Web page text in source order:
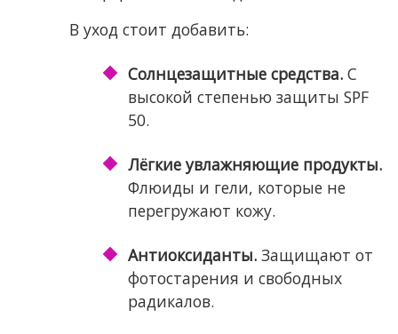
В уход стоит добавить:
Солнцезащитные средства.С
высокой степенью защиты SPF
50.
Лёгкие увлажняющие продукты.
Флюиды и гели, которые не
перегружают кожу.
Антиоксиданты.Защищают от
фотостарения и свободных
радикалов.